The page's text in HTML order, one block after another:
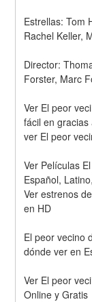
Estrellas: Tom
Rachel Keller,
Director:
Forster, Marc
Ver El peor
fácil en
ver El peor
Ver Películas
Español,
Ver estrenos
en HD
El peor vecino
dónde ver en
Ver El peor
Online y Gratis